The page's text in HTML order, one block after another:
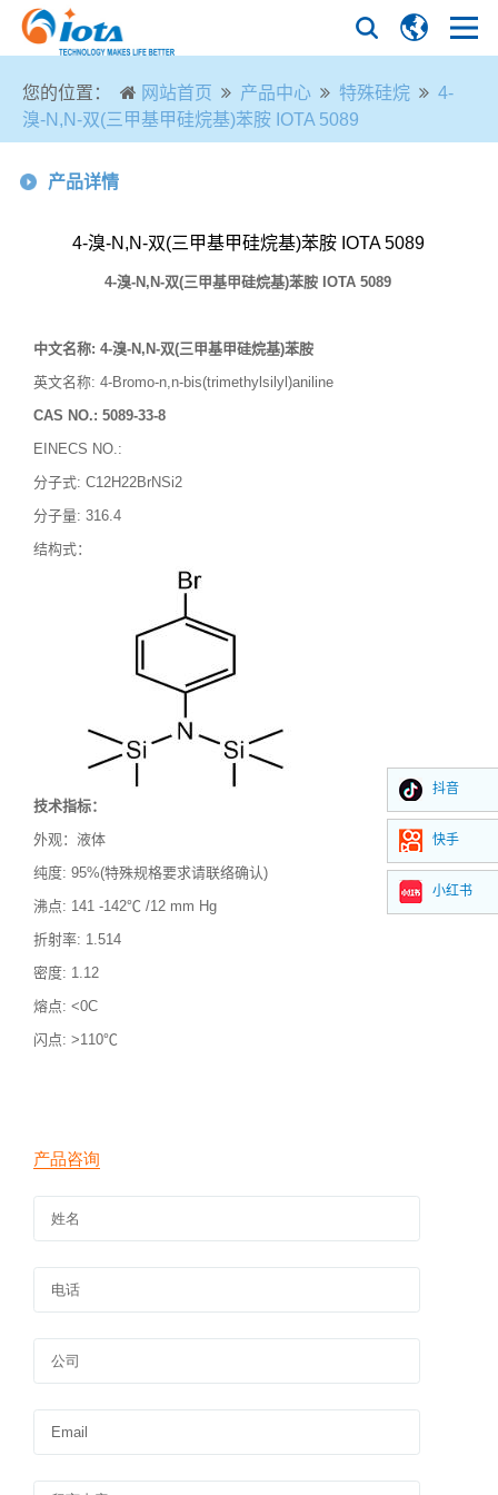
您的位置： 网站首页 产品中心 特殊硅烷
4-
溴-N,N-双(三甲基甲硅烷基)苯胺 IOTA 5089
产品详情
4-溴-N,N-双(三甲基甲硅烷基)苯胺 IOTA 5089
4-溴-N,N-双(三甲基甲硅烷基)苯胺 IOTA 5089
中文名称: 4-溴-N,N-双(三甲基甲硅烷基)苯胺
英文名称: 4-Bromo-n,n-bis(trimethylsilyl)aniline
CAS NO.: 5089-33-8
EINECS NO.:
分子式: C12H22BrNSi2
分子量: 316.4
结构式：
技术指标：
外观：液体
纯度: 95%(特殊规格要求请联络确认)
沸点: 141 -142℃ /12 mm Hg
折射率: 1.514
密度: 1.12
熔点: <0C
闪点: >110℃
抖音
快手
小红书